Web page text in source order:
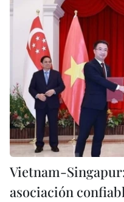
Vietnam-
asociación